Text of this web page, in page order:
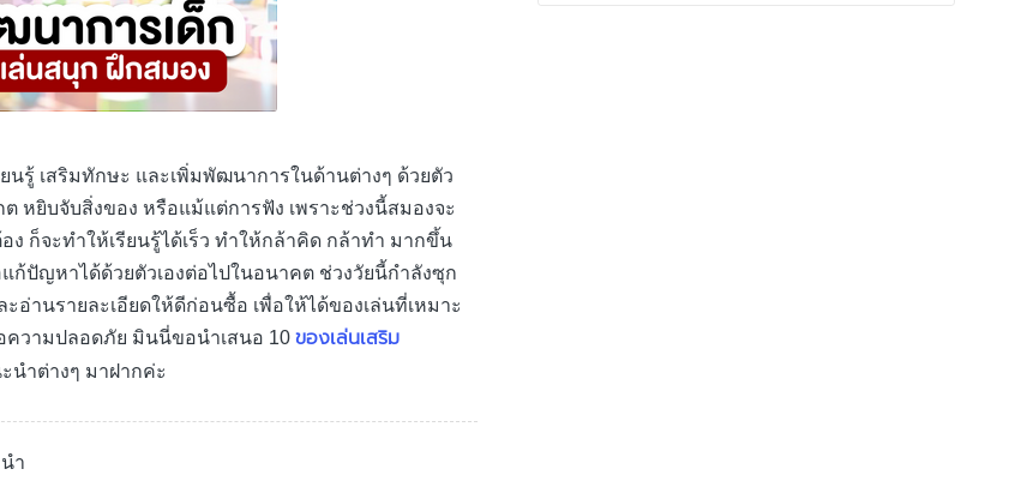
นรู้ เสริมทักษะ และเพิ่มพัฒนาการในด้านต่างๆ ด้วยตัว
หยิบจับสิ่งของ หรือแม้แต่การฟัง เพราะช่วงนี้สมองจะ
ก็จะทำให้เรียนรู้ได้เร็ว ทำให้กล้าคิด กล้าทำ มากขึ้น
ปัญหาได้ด้วยตัวเองต่อไปในอนาคต ช่วงวัยนี้กำลังซุก
อ่านรายละเอียดให้ดีก่อนซื้อ เพื่อให้ได้ของเล่นที่เหมาะ
วามปลอดภัย มินนี่ขอนำเสนอ 10 ของเล่นเสริม
นำต่างๆ มาฝากค่ะ
ำ